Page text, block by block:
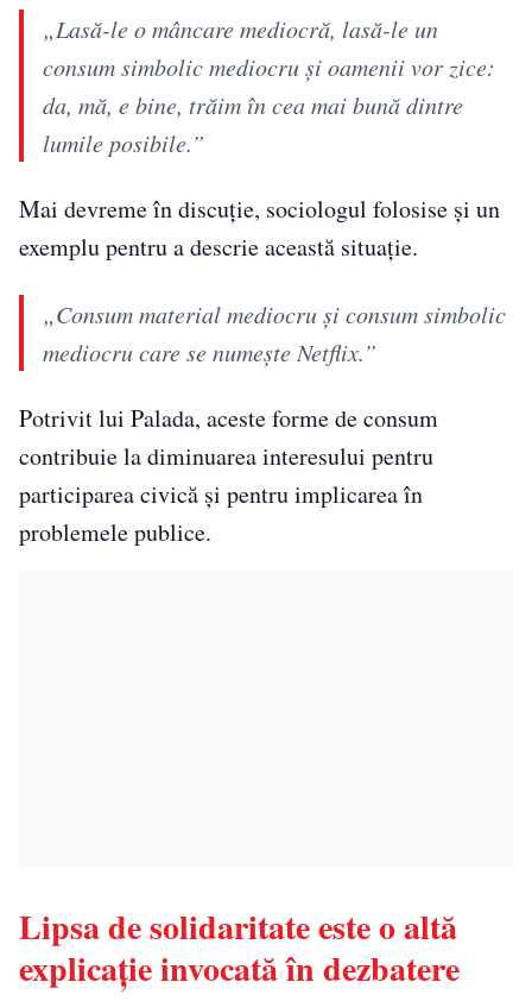
„Lasă-le o mâncare mediocră, lasă-le un
consum simbolic mediocru și oamenii vor zice:
da, mă, e bine, trăim în cea mai bună dintre
lumile posibile.”
Mai devreme în discuție, sociologul folosise și un
exemplu pentru a descrie această situație.
„Consum material mediocru și consum simbolic
mediocru care se numește Netflix.”
Potrivit lui Palada, aceste forme de consum
contribuie la diminuarea interesului pentru
participarea civică și pentru implicarea în
problemele publice.
Lipsa de solidaritate este o altă
explicație invocată în dezbatere